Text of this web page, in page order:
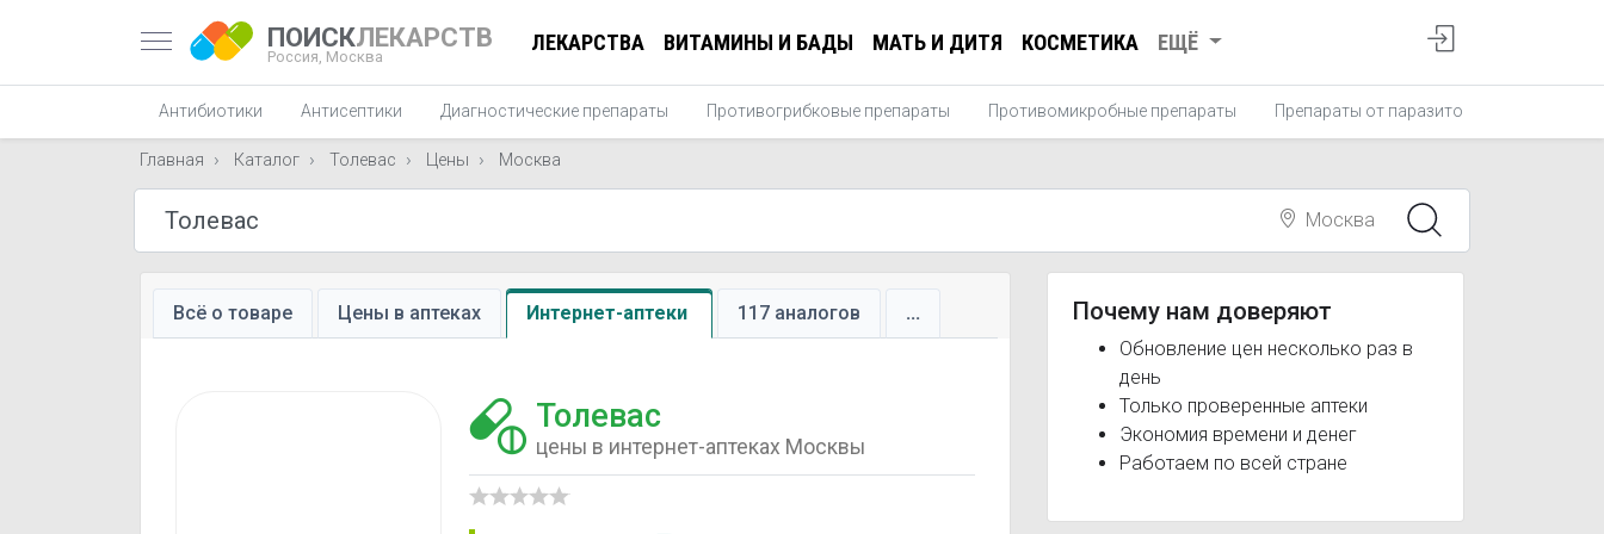
ПОИСКЛЕКАРСТВ
Россия, Москва
ЛЕКАРСТВА ВИТАМИНЫ И БАДЫ МАТЬ И ДИТЯ КОСМЕТИКА ЕЩЁ
Антибиотики Антисептики Диагностические препараты Противогрибковые препараты Противомикробные препараты Препараты от паразитов
Главная Каталог Толевас Цены Москва
Москва
Всё о товаре Цены в аптеках Интернет-аптеки 117 аналогов ...
Толевас
цены в интернет-аптеках Москвы
Почему нам доверяют
Обновление цен несколько раз в
день
Только проверенные аптеки
Экономия времени и денег
Работаем по всей стране